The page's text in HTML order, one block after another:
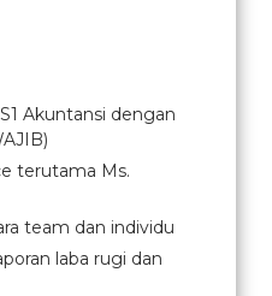
Akuntansi dengan
terutama Ms.
team dan individu
laba rugi dan